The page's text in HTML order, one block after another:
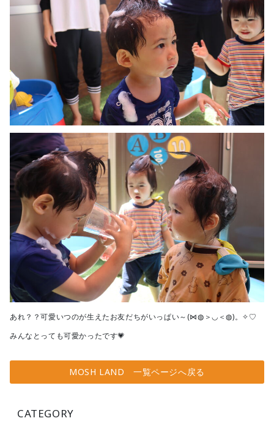
あれ？？可愛いつのが生えたお友だちがいっぱい～(⋈◍＞◡＜◍)。✧♡
みんなとっても可愛かったです💗
MOSH LAND 一覧ページへ戻る
CATEGORY